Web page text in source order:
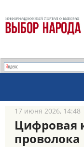
17 июня 2026, 14:48
Цифровая
проволока